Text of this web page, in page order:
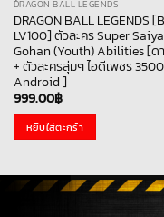
DRAGON BALL LEGENDS
DRAGON BALL LEGENDS
LV100] ตัวละคร Super
Gohan (Youth) Abilities [ด
+ ตัวละครสุ่มๆ ไอดีเพชร
Android ]
999.00฿
หยิบใส่ตะกร้า